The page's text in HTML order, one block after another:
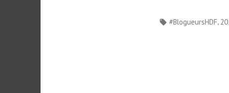
Étiquettes :
#BlogueursHDF,